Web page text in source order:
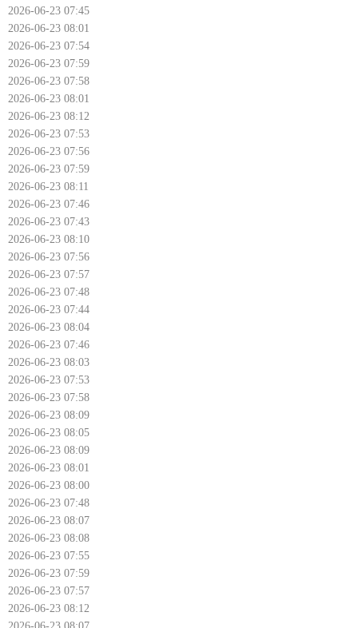
2026-06-23 07:45
2026-06-23 08:01
2026-06-23 07:54
2026-06-23 07:59
2026-06-23 07:58
2026-06-23 08:01
2026-06-23 08:12
2026-06-23 07:53
2026-06-23 07:56
2026-06-23 07:59
2026-06-23 08:11
2026-06-23 07:46
2026-06-23 07:43
2026-06-23 08:10
2026-06-23 07:56
2026-06-23 07:57
2026-06-23 07:48
2026-06-23 07:44
2026-06-23 08:04
2026-06-23 07:46
2026-06-23 08:03
2026-06-23 07:53
2026-06-23 07:58
2026-06-23 08:09
2026-06-23 08:05
2026-06-23 08:09
2026-06-23 08:01
2026-06-23 08:00
2026-06-23 07:48
2026-06-23 08:07
2026-06-23 08:08
2026-06-23 07:55
2026-06-23 07:59
2026-06-23 07:57
2026-06-23 08:12